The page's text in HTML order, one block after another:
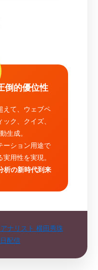
倒的優位性
えて、ウェブペ
ク、クイズ、
生成。
ーション用途で
用性を実現。
析の新時代到来
ナリスト 横田秀珠
配信